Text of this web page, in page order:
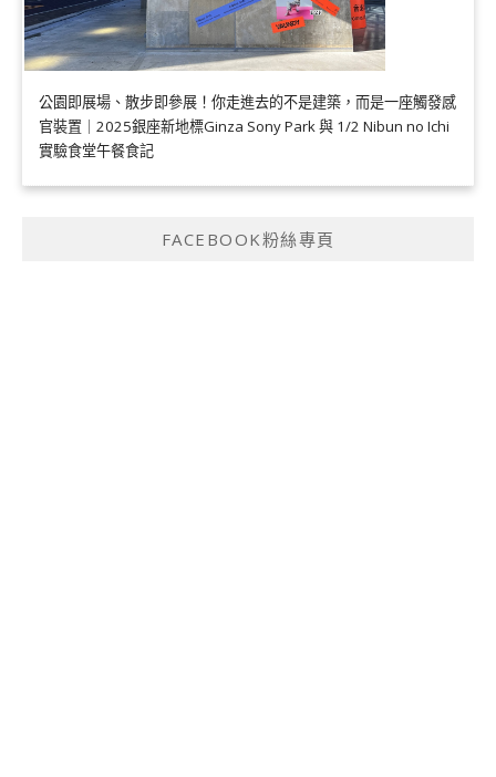
公園即展場、散步即參展！你走進去的不是建築，而是一座觸發感
官裝置｜2025銀座新地標Ginza Sony Park 與 1/2 Nibun no Ichi
實驗食堂午餐食記
FACEBOOK粉絲專頁